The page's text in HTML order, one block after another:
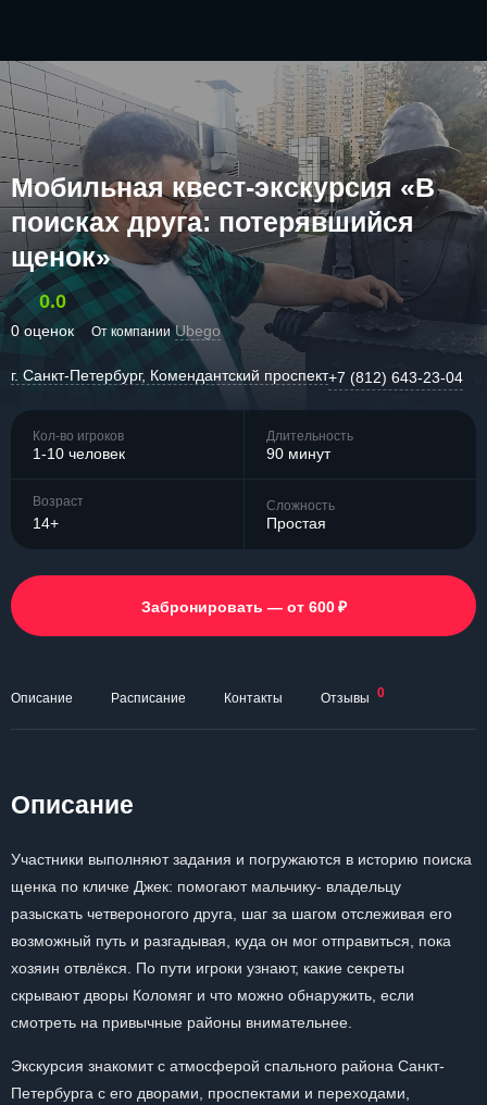
Мобильная квест-экскурсия «В
поисках друга: потерявшийся
щенок»
0.0
0 оценок От компании Ubego
г. Санкт-Петербург, Комендантский проспект+7 (812) 643-23-04
Кол-во игроков
1-10 человек
Длительность
90 минут
Возраст
14+
Сложность
Простая
Забронировать — от 600 ₽
Описание Расписание Контакты Отзывы 0
Описание
Участники выполняют задания и погружаются в историю поиска
щенка по кличке Джек: помогают мальчику- владельцу
разыскать четвероногого друга, шаг за шагом отслеживая его
возможный путь и разгадывая, куда он мог отправиться, пока
хозяин отвлёкся. По пути игроки узнают, какие секреты
скрывают дворы Коломяг и что можно обнаружить, если
смотреть на привычные районы внимательнее.
Экскурсия знакомит с атмосферой спального района Санкт-
Петербурга с его дворами, проспектами и переходами,